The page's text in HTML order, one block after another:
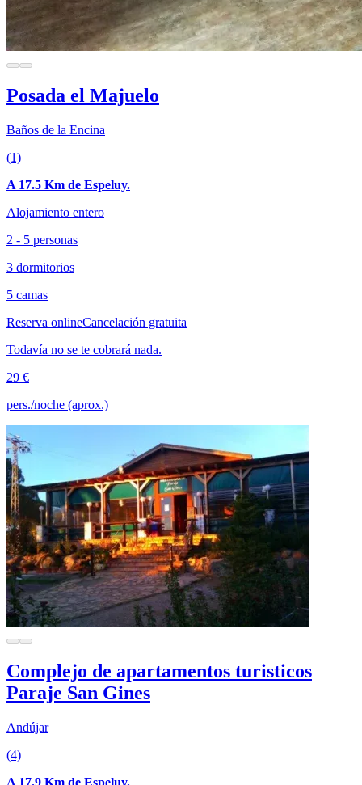
Posada el Majuelo
Baños de la Encina
(1)
A 17.5 Km de Espeluy.
Alojamiento entero
2 - 5 personas
3 dormitorios
5 camas
Reserva onlineCancelación gratuita
Todavía no se te cobrará nada.
29 €
pers./noche (aprox.)
Complejo de apartamentos turisticos
Paraje San Gines
Andújar
(4)
A 17.9 Km de Espeluy.